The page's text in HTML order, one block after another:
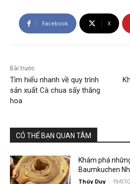
Facebook X
Bài trước
Tìm hiểu nhanh về quy trình
sản xuất Cà chua sấy thăng
hoa
CÓ THỂ BẠN QUAN TÂM
Khám phá
Baumkuchen
Thúy Duy - 19/07/